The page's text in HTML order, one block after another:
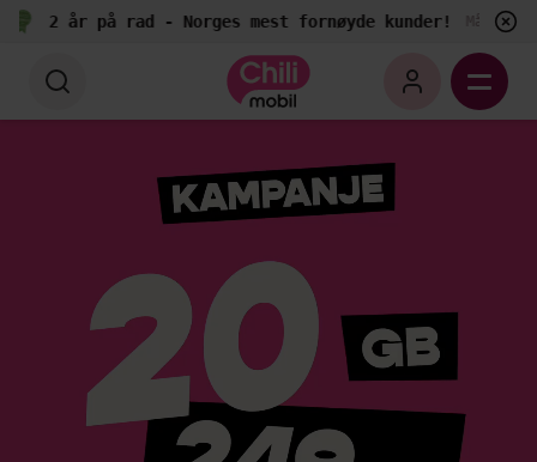
2 år på rad - Norges mest fornøyde kunder! Målt av